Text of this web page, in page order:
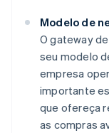
Modelo de
O gateway
seu modelo
empresa
importante
que ofereça
as compras